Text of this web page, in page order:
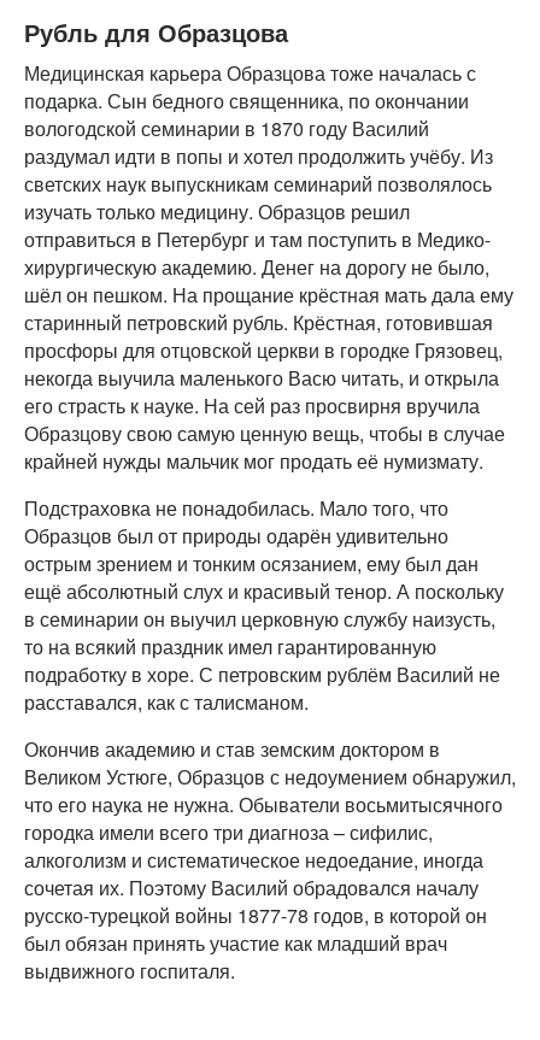
Рубль для Образцова
Медицинская карьера Образцова тоже началась с
подарка. Сын бедного священника, по окончании
вологодской семинарии в 1870 году Василий
раздумал идти в попы и хотел продолжить учёбу. Из
светских наук выпускникам семинарий позволялось
изучать только медицину. Образцов решил
отправиться в Петербург и там поступить в Медико-
хирургическую академию. Денег на дорогу не было,
шёл он пешком. На прощание крёстная мать дала ему
старинный петровский рубль. Крёстная, готовившая
просфоры для отцовской церкви в городке Грязовец,
некогда выучила маленького Васю читать, и открыла
его страсть к науке. На сей раз просвирня вручила
Образцову свою самую ценную вещь, чтобы в случае
крайней нужды мальчик мог продать её нумизмату.
Подстраховка не понадобилась. Мало того, что
Образцов был от природы одарён удивительно
острым зрением и тонким осязанием, ему был дан
ещё абсолютный слух и красивый тенор. А поскольку
в семинарии он выучил церковную службу наизусть,
то на всякий праздник имел гарантированную
подработку в хоре. С петровским рублём Василий не
расставался, как с талисманом.
Окончив академию и став земским доктором в
Великом Устюге, Образцов с недоумением обнаружил,
что его наука не нужна. Обыватели восьмитысячного
городка имели всего три диагноза – сифилис,
алкоголизм и систематическое недоедание, иногда
сочетая их. Поэтому Василий обрадовался началу
русско-турецкой войны 1877-78 годов, в которой он
был обязан принять участие как младший врач
выдвижного госпиталя.